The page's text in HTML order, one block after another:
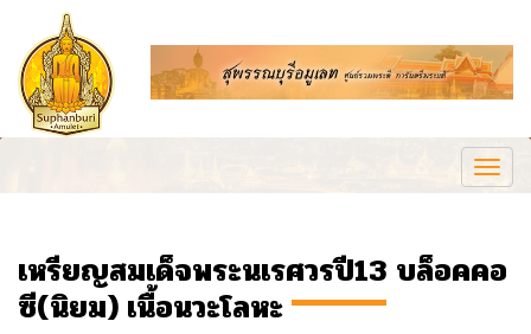
เหรียญสมเด็จพระนเรศวรปี13 บล็อคคอ
ซี(นิยม) เนื้อนวะโลหะ